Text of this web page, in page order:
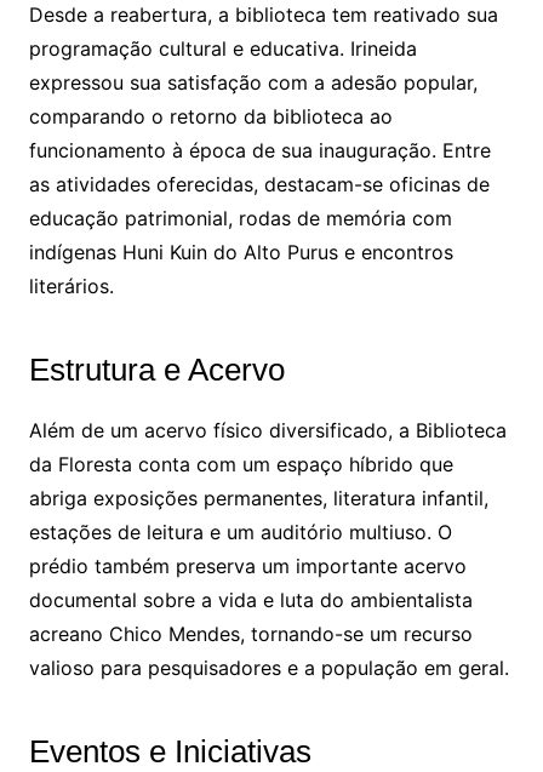
Desde a reabertura, a biblioteca tem reativado sua
programação cultural e educativa. Irineida
expressou sua satisfação com a adesão popular,
comparando o retorno da biblioteca ao
funcionamento à época de sua inauguração. Entre
as atividades oferecidas, destacam-se oficinas de
educação patrimonial, rodas de memória com
indígenas Huni Kuin do Alto Purus e encontros
literários.
Estrutura e Acervo
Além de um acervo físico diversificado, a Biblioteca
da Floresta conta com um espaço híbrido que
abriga exposições permanentes, literatura infantil,
estações de leitura e um auditório multiuso. O
prédio também preserva um importante acervo
documental sobre a vida e luta do ambientalista
acreano Chico Mendes, tornando-se um recurso
valioso para pesquisadores e a população em geral.
Eventos e Iniciativas